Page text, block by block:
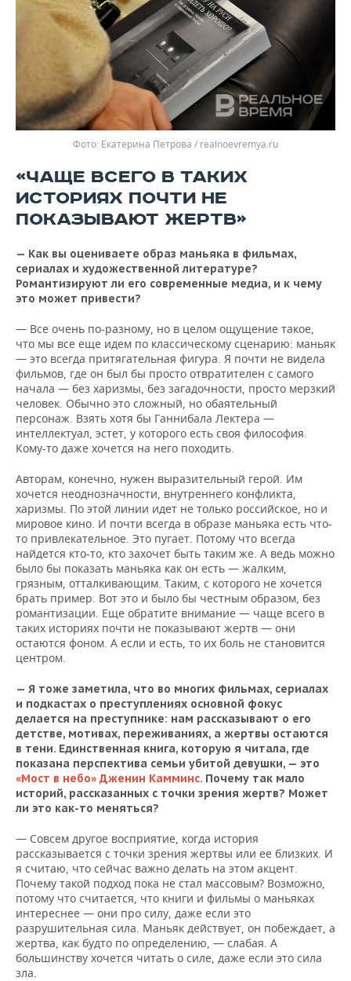
Екатерина Петрова / realnoevremya.ru
«ЧАЩЕ ВСЕГО В ТАКИХ
ИСТОРИЯХ ПОЧТИ НЕ
ПОКАЗЫВАЮТ ЖЕРТВ»
— Как вы оцениваете образ маньяка в фильмах,
сериалах и художественной литературе?
Романтизируют ли его современные медиа, и к чему
это может привести?
— Все очень по-разному, но в целом ощущение такое,
что мы все еще идем по классическому сценарию: маньяк
— это всегда притягательная фигура. Я почти не видела
фильмов, где он был бы просто отвратителен с самого
начала — без харизмы, без загадочности, просто мерзкий
человек. Обычно это сложный, но обаятельный
персонаж. Взять хотя бы Ганнибала Лектера —
интеллектуал, эстет, у которого есть своя философия.
Кому-то даже хочется на него походить.
Авторам, конечно, нужен выразительный герой. Им
хочется неоднозначности, внутреннего конфликта,
харизмы. По этой линии идет не только российское, но и
мировое кино. И почти всегда в образе маньяка есть что-
то привлекательное. Это пугает. Потому что всегда
найдется кто-то, кто захочет быть таким же. А ведь можно
было бы показать маньяка как он есть — жалким,
грязным, отталкивающим. Таким, с которого не хочется
брать пример. Вот это и было бы честным образом, без
романтизации. Еще обратите внимание — чаще всего в
таких историях почти не показывают жертв — они
остаются фоном. А если и есть, то их боль не становится
центром.
— Я тоже заметила, что во многих фильмах, сериалах
и подкастах о преступлениях основной фокус
делается на преступнике: нам рассказывают о его
детстве, мотивах, переживаниях, а жертвы остаются
в тени. Единственная книга, которую я читала, где
показана перспектива семьи убитой девушки, — это
«Мост в небо» Дженин Камминс. Почему так мало
историй, рассказанных с точки зрения жертв? Может
ли это как-то меняться?
— Совсем другое восприятие, когда история
рассказывается с точки зрения жертвы или ее близких. И
я считаю, что сейчас важно делать на этом акцент.
Почему такой подход пока не стал массовым? Возможно,
потому что считается, что книги и фильмы о маньяках
интереснее — они про силу, даже если это
разрушительная сила. Маньяк действует, он побеждает, а
жертва, как будто по определению, — слабая. А
большинству хочется читать о силе, даже если это сила
зла.